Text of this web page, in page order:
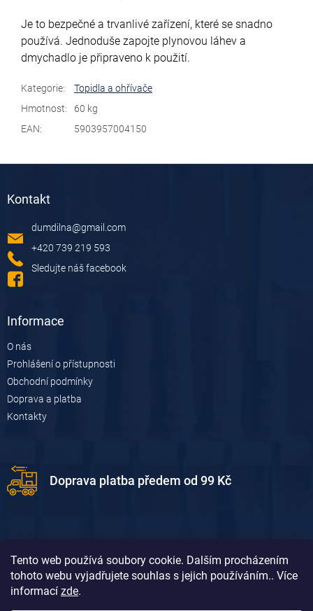
Tento web používá soubory cookie. Dalším procházením
tohoto webu vyjadřujete souhlas s jejich používáním.. Více
informací zde.
Je to bezpečné a trvanlivé zařízení, které se snadno
používá. Jednoduše zapojte plynovou láhev a
dmychadlo je připraveno k použití.
Kategorie:
Topidla a ohřívače
Hmotnost:
60 kg
EAN: 5903957004150
Kontakt
dumdilna@gmail.com
+420 739 219 593
Sledujte náš facebook
Informace
O nás
Prohlášení o přístupnosti
Obchodní podmínky
Doprava a platba
Kontakty
Doprava platba předem od 99 Kč
Doprava platba dobírkou od 119 Kč